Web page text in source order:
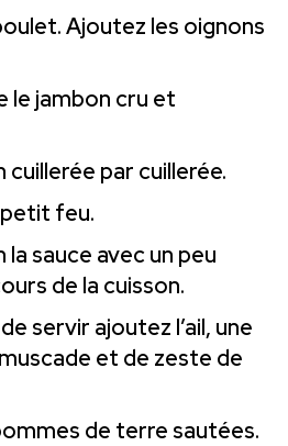
Ajoutez les oignons
le jambon cru et
cuillerée par cuillerée.
petit feu.
sauce avec un peu
de la cuisson.
servir ajoutez l’ail, une
et de zeste de
de terre sautées.